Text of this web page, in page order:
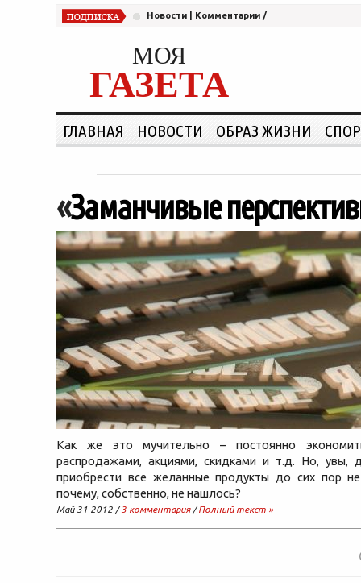
Новости Комментарии /
МОЯ
ГАЗЕТА
ГЛАВНАЯ НОВОСТИ ОБРАЗ ЖИЗНИ
«Заманчивые
Как же это мучительно – постоянно
распродажами, акциями, скидками и т.д. Но, увы,
приобрести все желанные продукты до сих пор
почему, собственно, не нашлось?
Май 31 2012 /3 комментария/Полный текст »